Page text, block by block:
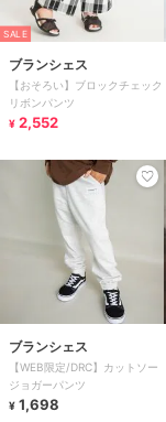
SALE
ブランシェス
【おそろい】ブロックチェック
リボンパンツ
¥ 2,552
ブランシェス
【WEB限定/DRC】カットソー
ジョガーパンツ
¥ 1,698